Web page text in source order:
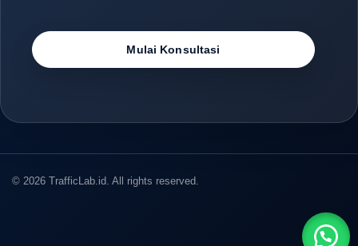
Mulai Konsultasi
© 2026 TrafficLab.id. All rights reserved.